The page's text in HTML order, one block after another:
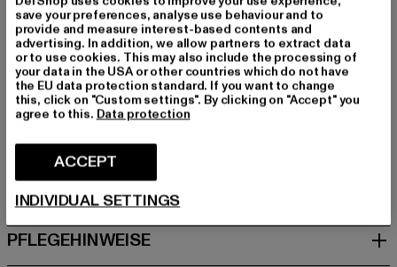
Hersteller Farbe: pink
Materialzusammensetzung: 100% Baumwolle
Art.Nr: PD00006211-00185
Hersteller: Urban Styles Agency GmbH & Co. KG |
agentur@urbanstylesagency.com
Schanzenstraße 41 | 51063 Köln | DE
GRÖSSE & PASSFORM
PFLEGEHINWEISE
save your preferences, analyse use behaviour and to
provide and measure interest-based contents and
advertising. In addition, we allow partners to extract data
or to use cookies. This may also include the processing of
your data in the USA or other countries which do not have
the EU data protection standard. If you want to change
this, click on "Custom settings". By clicking on "Accept" you
agree to this. Data protection
ACCEPT
INDIVIDUAL SETTINGS